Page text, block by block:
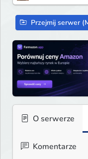
Przejmij serwer
O serwerze
Komentarze